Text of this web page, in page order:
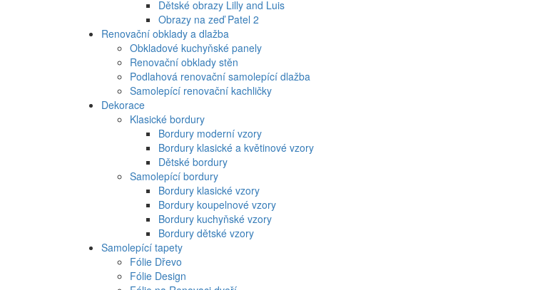
Dětské obrazy Lilly and Luis
Obrazy na zeď Patel 2
Renovační obklady a dlažba
Obkladové kuchyňské panely
Renovační obklady stěn
Podlahová renovační samolepící dlažba
Samolepící renovační kachličky
Dekorace
Klasické bordury
Bordury moderní vzory
Bordury klasické a květinové vzory
Dětské bordury
Samolepící bordury
Bordury klasické vzory
Bordury koupelnové vzory
Bordury kuchyňské vzory
Bordury dětské vzory
Samolepící tapety
Fólie Dřevo
Fólie Design